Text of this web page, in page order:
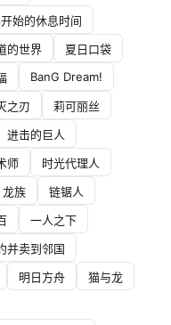
始的休息时间
的世界
夏日口袋
BanG Dream!
之刃
莉可丽丝
进击的巨人
师
时光代理人
龙族
链锯人
一人之下
并卖到邻国
明日方舟
猫与龙